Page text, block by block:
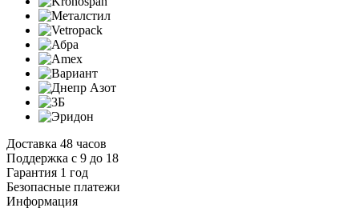
Доставка 48 часов
Поддержка с 9 до 18
Гарантия 1 год
Безопасные платежи
Информация